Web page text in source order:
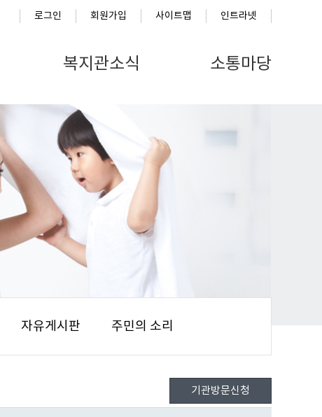
로그인 회원가입 사이트맵 인트라넷
복지관소식 소통마당
자유게시판 주민의 소리
기관방문신청